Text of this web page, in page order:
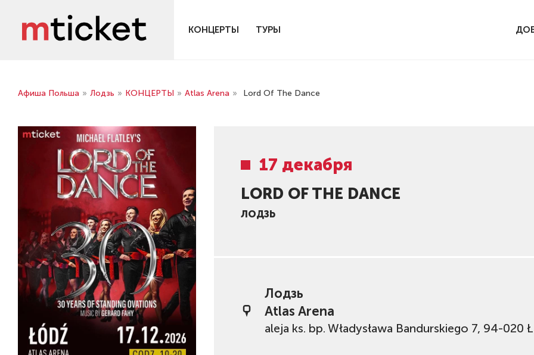
КОНЦЕРТЫ ТУРЫ
Афиша Польша » Лодзь » КОНЦЕРТЫ » Atlas Arena » Lord Of The Dance
17 декабря
LORD OF THE DANCE
ЛОДЗЬ
Лодзь
Atlas Arena
aleja ks. bp. Władysława Bandurskiego 7, 94-020